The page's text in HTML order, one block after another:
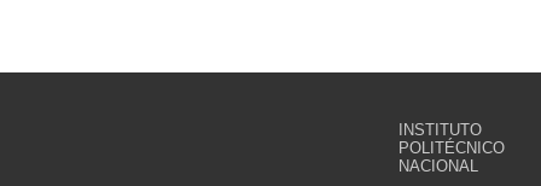
INSTITUTO
POLITÉCNICO
NACIONAL